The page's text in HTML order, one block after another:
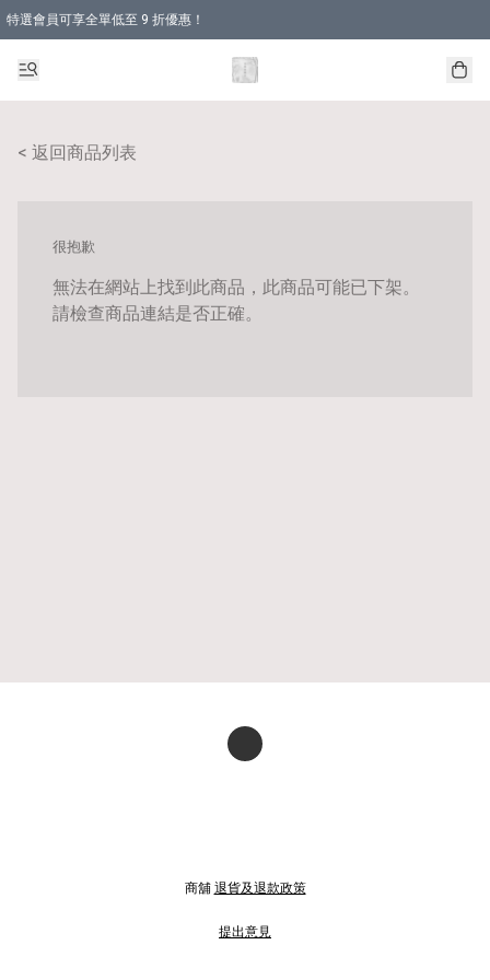
特選會員可享全單低至 9 折優惠！
< 返回商品列表
很抱歉
無法在網站上找到此商品，此商品可能已下架。
請檢查商品連結是否正確。
商舖 退貨及退款政策
提出意見